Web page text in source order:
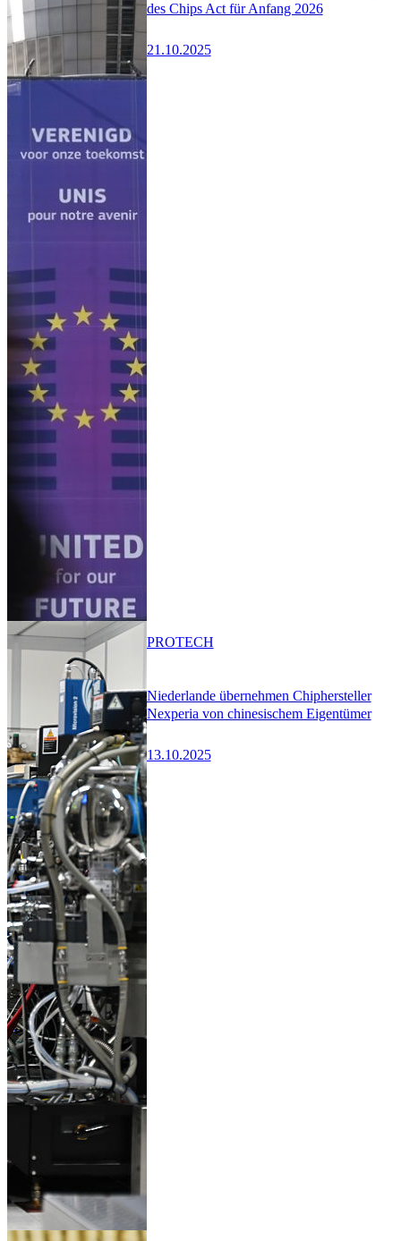
des Chips Act für Anfang 2026
21.10.2025
Niederlande übernehmen Chiphersteller
Nexperia von chinesischem Eigentümer
13.10.2025
PROTECH